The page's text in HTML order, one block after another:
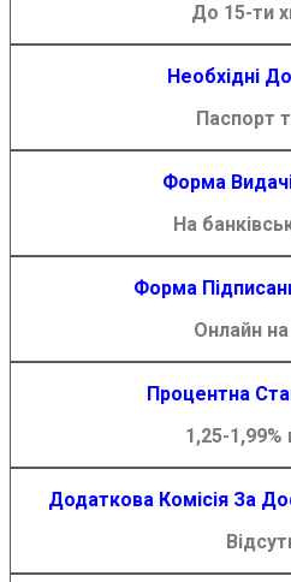
До 15-ти
Необхідні
Паспорт
Форма
На
Форма
Онлайн на
Процентна
1,25-1,99%
Додаткова Комісія За